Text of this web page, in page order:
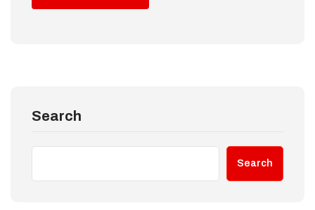
Search
Search